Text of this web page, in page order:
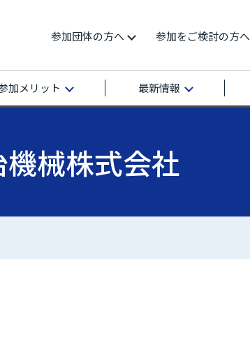
加メリット 最新情報
参加団体の方へ 参加をご検討の方へ
機械株式会社